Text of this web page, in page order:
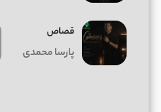
قصاص
پارسا محمدی